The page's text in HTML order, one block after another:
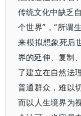
传统文化中缺乏
个世界”，“所谓
来模拟想象死后
界的延伸、复制
了建立在自然法
普通群众，难以
而以人生境界为